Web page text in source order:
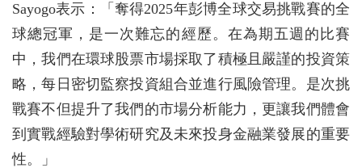
Sayogo表示：「奪得2025年彭博全球交易挑戰賽的全
球總冠軍，是一次難忘的經歷。在為期五週的比賽
中，我們在環球股票市場採取了積極且嚴謹的投資策
略，每日密切監察投資組合並進行風險管理。是次挑
戰賽不但提升了我們的市場分析能力，更讓我們體會
到實戰經驗對學術研究及未來投身金融業發展的重要
性。」